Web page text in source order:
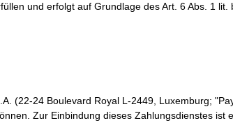
und erfolgt auf Grundlage des Art. 6 Abs. 1 lit.
(22-24 Boulevard Royal L-2449, Luxemburg;
Zur Einbindung dieses Zahlungsdienstes ist